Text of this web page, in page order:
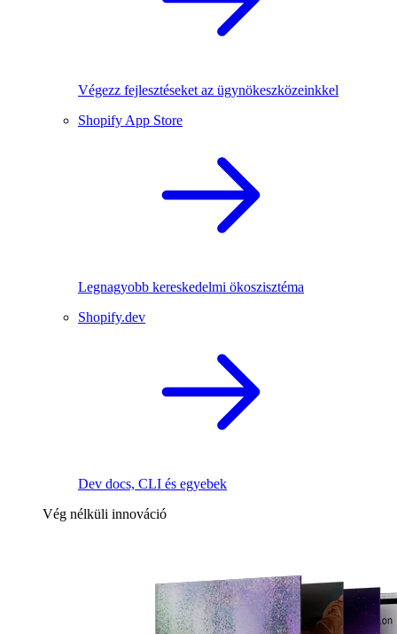
Végezz fejlesztéseket az ügynökeszközeinkkel
Shopify App Store
Legnagyobb kereskedelmi ökoszisztéma
Shopify.dev
Dev docs, CLI és egyebek
Vég nélküli innováció